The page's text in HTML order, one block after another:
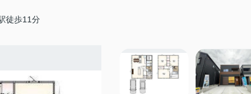
徒歩11分